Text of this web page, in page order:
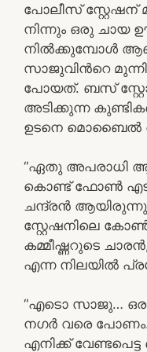
പോലീസ് സ്റ്റേഷന്
നിന്നും ഒരു ചായ
നിൽക്കുമ്പോള്‍
സാജുവിന്‍റെ
പോയത്. ബസ്‌
അടിക്കുന്ന
ഉടനെ മൊബൈല്‍
“ഏതു അപരാധി
കൊണ്ട് ഫോണ്‍
ചന്ദ്രന്‍
സ്റ്റേഷനിലെ
കമ്മീഷ്ണറുടെ
എന്ന നിലയില്‍
“എടൊ സാജു…
നഗര്‍ വരെ പോണം.
എനിക്ക്